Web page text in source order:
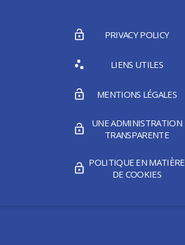
PRIVACY POLICY
LIENS UTILES
MENTIONS LÉGALES
UNE ADMINISTRATION
TRANSPARENTE
POLITIQUE EN MATIÈRE
DE COOKIES